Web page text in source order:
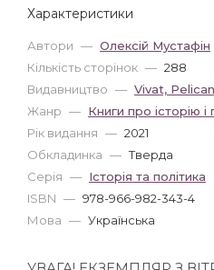
Характеристики
Автори — Олексій Мустафін
Кількість сторінок — 288
Видавництво — Vivat, Pelican
Жанр — Книги про історію і
Рік видання — 2021
Обкладинка — Тверда
Серія — Історія та політика
ISBN — 978-966-982-343-4
Мова — Українська